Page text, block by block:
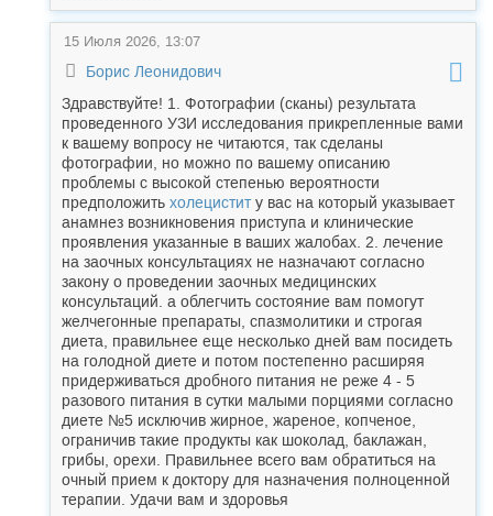
15 Июля 2026, 13:07
Борис Леонидович
Здравствуйте! 1. Фотографии (сканы) результата
проведенного УЗИ исследования прикрепленные вами
к вашему вопросу не читаются, так сделаны
фотографии, но можно по вашему описанию
проблемы с высокой степенью вероятности
предположить холециститу вас на который указывает
анамнез возникновения приступа и клинические
проявления указанные в ваших жалобах. 2. лечение
на заочных консультациях не назначают согласно
закону о проведении заочных медицинских
консультаций. а облегчить состояние вам помогут
желчегонные препараты, спазмолитики и строгая
диета, правильнее еще несколько дней вам посидеть
на голодной диете и потом постепенно расширяя
придерживаться дробного питания не реже 4 - 5
разового питания в сутки малыми порциями согласно
диете №5 исключив жирное, жареное, копченое,
ограничив такие продукты как шоколад, баклажан,
грибы, орехи. Правильнее всего вам обратиться на
очный прием к доктору для назначения полноценной
терапии. Удачи вам и здоровья